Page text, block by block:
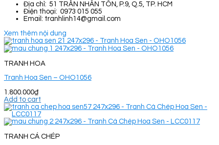
Địa chỉ: 51 TRẦN NHÂN TÔN, P.9, Q.5, TP. HCM
Điện thoại: 0973 015 055
Email: tranhlinh14@gmail.com
Xem thêm nội dung
TRANH HOA
Tranh Hoa Sen – OHO1056
1.800.000₫
Add to cart
TRANH CÁ CHÉP